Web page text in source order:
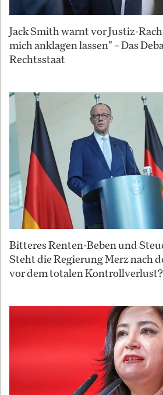
Jack Smith warnt vor Justiz-
mich anklagen lassen" – Das
Rechtsstaat
Bitteres Renten-Beben und
Steht die Regierung Merz nach
vor dem totalen Kontrollverlust?